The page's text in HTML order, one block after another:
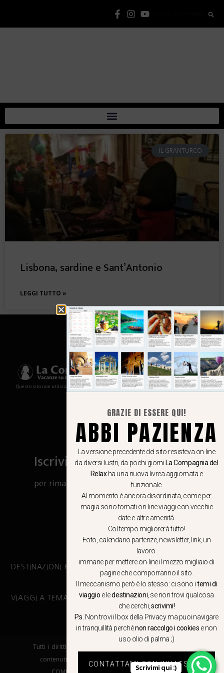
IL GRANTURCO
Lisbona, sardine e Sant’Antonio
LEGGI TUTTO »
Questo sito non utilizza cookies e non memorizza in alcun modo le tue informazioni
Iscriviti al canale Whatsapp
per rimanere aggiornato su viaggi, eventi
e notizie!
CLICCA QUI
DESTINAZIONI PRINCIPALI
VIAGGI A TEMA
Tutti i diritti riservati. E’ vietata la copia e la riproduzione dei
contenuti in qualsiasi modo o forma. – COPYRIGHT ©LA
Scrivimi qui :)
GRAZIE DI ESSERE QUI!
ABBI PAZIENZA
La versione precedente del sito resisteva on-line
da diversi lustri, da pochi giorni La Compagnia del
Relaxha una nuova livrea aggiornata e
funzionale.
Al momento è ancora disordinata, come per
magia sono tornati on-line viaggi con vecchie
date e altre amenità.
Col tempo migliorerà tutto!
Foto, calendario partenze, newsletter, link, un
lavoro
immane per mettere on-line il mezzo migliaio di
pagine che comporranno il sito.
Il meccanismo però è lo stesso: ci sono itemi di
viaggio e ledestinazioni , se non trovi qualcosa
che cerchi,scrivimi!
P.s . Non trovi il box della Privacy ma puoi navigare
in tranquillità perchénon raccolgo i cookies e non
uso olio di palma ;)
CONTATTAMI CON WHATSAPP